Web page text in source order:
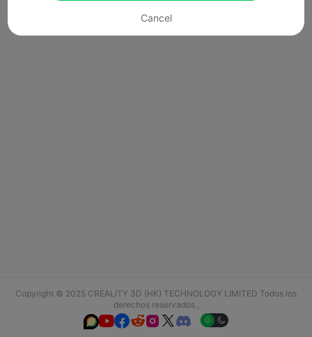
Copyright © 2025 CREALITY 3D (HK) TECHNOLOGY LIMITED Todos los
derechos reservados.,
  
Cancel